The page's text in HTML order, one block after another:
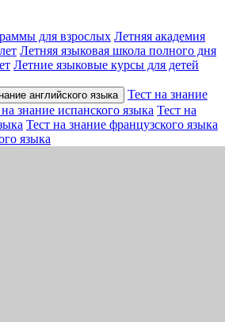
для взрослых Летняя академия
Летняя языковая школа полного дня
Летние языковые курсы для детей
английского языка
Тест на знание
знание испанского языка Тест на
Тест на знание французского языка
языка